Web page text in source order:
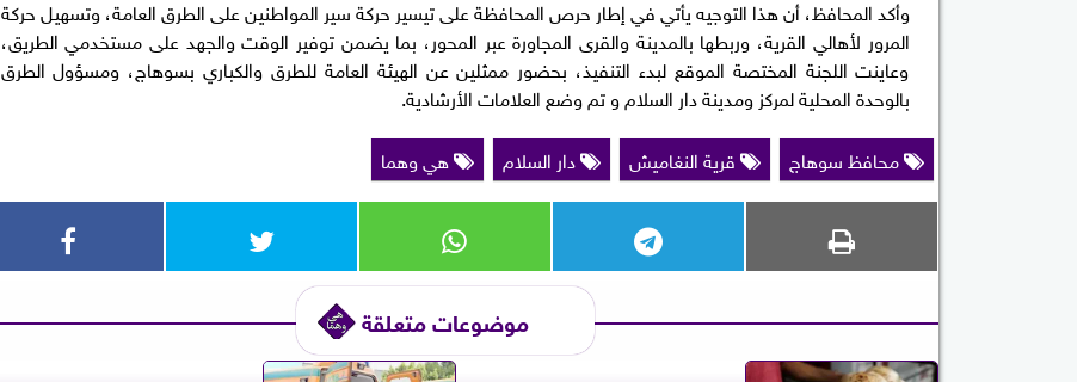
وأكد المحافظ، أن هذا التوجيه يأتي في إطار حرص المحافظة على تيسير حركة سير المواطنين على الطرق العامة، وتسهيل حركة
المرور لأهالي القرية، وربطها بالمدينة والقرى المجاورة عبر المحور، بما يضمن توفير الوقت والجهد على مستخدمي الطريق،
وعاينت اللجنة المختصة الموقع لبدء التنفيذ، بحضور ممثلين عن الهيئة العامة للطرق والكباري بسوهاج، ومسؤول الطرق
بالوحدة المحلية لمركز ومدينة دار السلام و تم وضع العلامات الأرشادية.
محافظ سوهاج
قرية النغاميش دار السلام هي وهما
موضوعات متعلقة